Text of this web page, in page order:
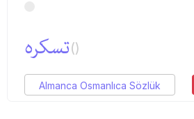
تسكره()
Almanca Osmanlıca Sözlük